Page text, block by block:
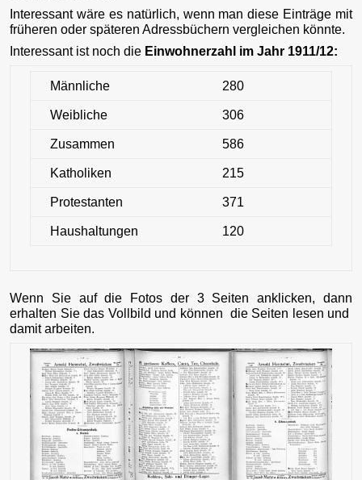
Interessant wäre es natürlich, wenn man diese Einträge mit
früheren oder späteren Adressbüchern vergleichen könnte.
Interessant ist noch die Einwohnerzahl im Jahr 1911/12:
Männliche 280
Weibliche 306
Zusammen 586
Katholiken 215
Protestanten 371
Haushaltungen 120
Wenn Sie auf die Fotos der 3 Seiten anklicken, dann
erhalten Sie das Vollbild und können die Seiten lesen und
damit arbeiten.